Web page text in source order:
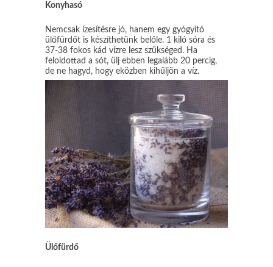
Konyhasó
Nemcsak ízesítésre jó, hanem egy gyógyító
ülőfürdőt is készíthetünk belőle. 1 kiló sóra és
37-38 fokos kád vízre lesz szükséged. Ha
feloldottad a sót, ülj ebben legalább 20 percig,
de ne hagyd, hogy eközben kihűljön a víz.
Ülőfürdő